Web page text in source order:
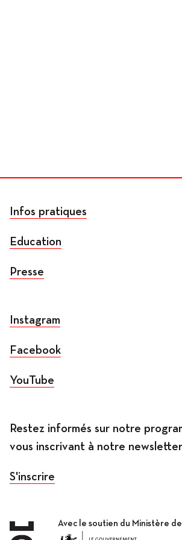
Infos pratiques
Education
Presse
Instagram
Facebook
YouTube
Restez informés sur notre
vous inscrivant à notre
S'inscrire
Avec le soutien du Ministère